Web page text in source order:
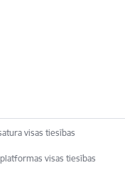
visas tiesības
visas tiesības